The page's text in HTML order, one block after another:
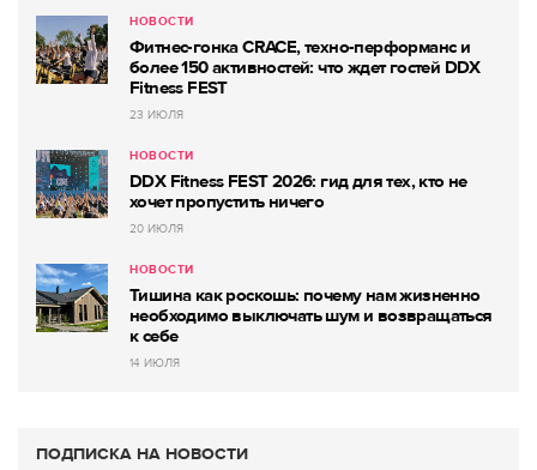
НОВОСТИ
Фитнес-гонка CRACE, техно-перформанс и
более 150 активностей: что ждет гостей DDX
Fitness FEST
23 ИЮЛЯ
НОВОСТИ
DDX Fitness FEST 2026: гид для тех, кто не
хочет пропустить ничего
20 ИЮЛЯ
НОВОСТИ
Тишина как роскошь: почему нам жизненно
необходимо выключать шум и возвращаться
к себе
14 ИЮЛЯ
ПОДПИСКА НА НОВОСТИ